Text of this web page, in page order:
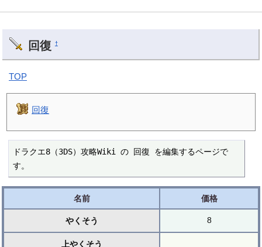
回復 †
TOP
回復
ドラクエ8（3DS）攻略Wiki の 回復 を編集するページで
す。
名前 価格
やくそう 8
上やくそう